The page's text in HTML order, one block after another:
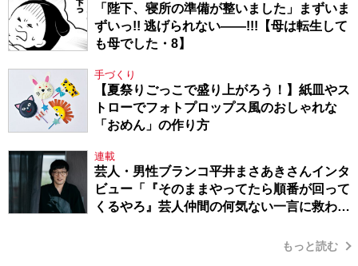
「陛下、寝所の準備が整いました」まずいま
ずいっ!! 逃げられない――!!!【母は転生して
も母でした・8】
手づくり
【夏祭りごっこで盛り上がろう！】紙皿やス
トローでフォトプロップス風のおしゃれな
「おめん」の作り方
連載
芸人・男性ブランコ平井まさあきさんインタ
ビュー「『そのままやってたら順番が回って
くるやろ』芸人仲間の何気ない一言に救われ
もっと読む